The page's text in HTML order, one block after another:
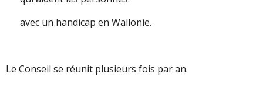
avec un handicap en Wallonie.
Le Conseil se réunit plusieurs fois par an.